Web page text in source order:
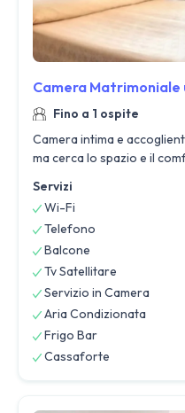
Camera Matrimoniale
Fino a 1 ospite
Camera intima e
ma cerca lo spazio e il
Servizi
Wi-Fi
Telefono
Balcone
Tv Satellitare
Servizio in Camera
Aria Condizionata
Frigo Bar
Cassaforte